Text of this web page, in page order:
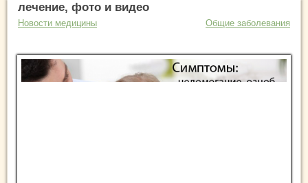
лечение, фото и видео
Новости медицины Общие заболевания